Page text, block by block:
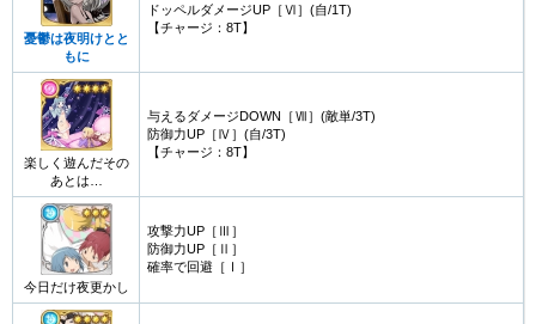
憂鬱は夜明けとと
もに
ドッペルダメージUP［Ⅵ］(自/1T)
【チャージ：8T】
楽しく遊んだその
あとは…
与えるダメージDOWN［Ⅶ］(敵単/3T)
防御力UP［Ⅳ］(自/3T)
【チャージ：8T】
今日だけ夜更かし
攻撃力UP［Ⅲ］
防御力UP［Ⅱ］
確率で回避［Ⅰ］